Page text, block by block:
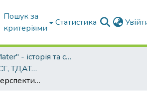
Пошук за
критеріями
Статистика
"Alma Mater" - історія та сьогодення Університету
Публікації МІМСГ, ТДАТА, ТДАТУ
Працюємо на перспективу!